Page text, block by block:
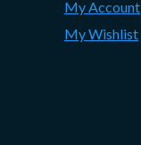
My Account
My Wishlist